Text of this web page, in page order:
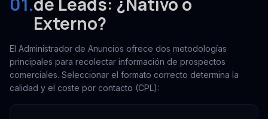
Externo?
El Administrador de Anuncios ofrece dos metodologías
principales para recolectar información de prospectos
comerciales. Seleccionar el formato correcto determina la
calidad y el coste por contacto (CPL):